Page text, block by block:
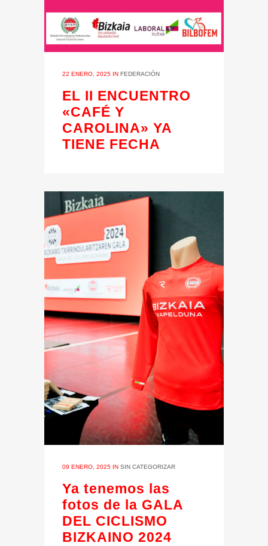
22 ENERO, 2025 IN FEDERACIÓN
EL II ENCUENTRO
«CAFÉ Y
CAROLINA» YA
TIENE FECHA
09 ENERO, 2025 IN SIN CATEGORIZAR
Ya tenemos las
fotos de la GALA
DEL CICLISMO
BIZKAINO 2024